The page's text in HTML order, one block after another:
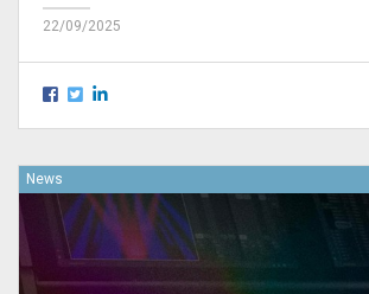
22/09/2025
News